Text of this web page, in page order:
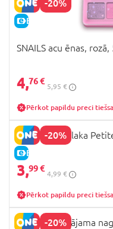
-20%
E-CENA
SNAILS acu ēnas, rozā,
4,76 €
5,95 €
Pērkot papildu preci
-20%
E-CENA
SNAILS nagu laka
3,99 €
4,99 €
Pērkot papildu preci
-20%
SNAILS mazgājama